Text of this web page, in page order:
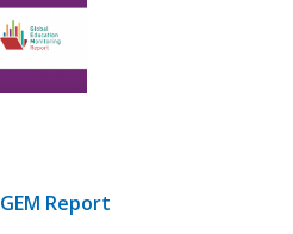
GEM Report